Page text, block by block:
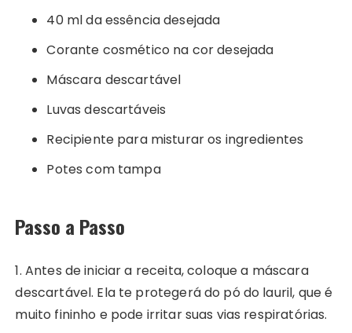
40 ml da essência desejada
Corante cosmético na cor desejada
Máscara descartável
Luvas descartáveis
Recipiente para misturar os ingredientes
Potes com tampa
Passo a Passo
1. Antes de iniciar a receita, coloque a máscara
descartável. Ela te protegerá do pó do lauril, que é
muito fininho e pode irritar suas vias respiratórias.